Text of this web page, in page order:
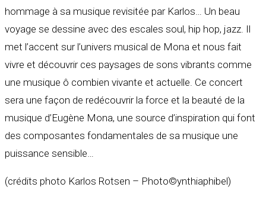
hommage à sa musique revisitée par Karlos… Un beau
voyage se dessine avec des escales soul, hip hop, jazz. Il
met l’accent sur l’univers musical de Mona et nous fait
vivre et découvrir ces paysages de sons vibrants comme
une musique ô combien vivante et actuelle. Ce concert
sera une façon de redécouvrir la force et la beauté de la
musique d’Eugène Mona, une source d’inspiration qui font
des composantes fondamentales de sa musique une
puissance sensible…
(crédits photo Karlos Rotsen – Photo©ynthiaphibel)